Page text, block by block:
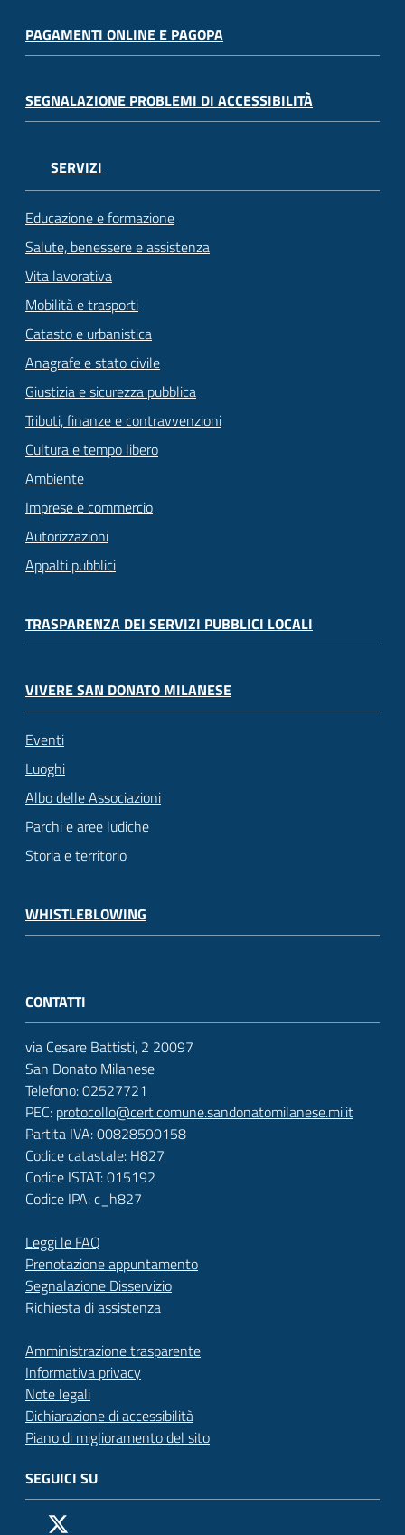
PAGAMENTI ONLINE E PAGOPA
SEGNALAZIONE PROBLEMI DI ACCESSIBILITÀ
SERVIZI
Educazione e formazione
Salute, benessere e assistenza
Vita lavorativa
Mobilità e trasporti
Catasto e urbanistica
Anagrafe e stato civile
Giustizia e sicurezza pubblica
Tributi, finanze e contravvenzioni
Cultura e tempo libero
Ambiente
Imprese e commercio
Autorizzazioni
Appalti pubblici
TRASPARENZA DEI SERVIZI PUBBLICI LOCALI
VIVERE SAN DONATO MILANESE
Eventi
Luoghi
Albo delle Associazioni
Parchi e aree ludiche
Storia e territorio
WHISTLEBLOWING
CONTATTI
via Cesare Battisti, 2 20097
San Donato Milanese
Telefono:02527721
PEC: protocollo@cert.comune.sandonatomilanese.mi.it
Partita IVA: 00828590158
Codice catastale: H827
Codice ISTAT: 015192
Codice IPA: c_h827
Leggi le FAQ
Prenotazione appuntamento
Segnalazione Disservizio
Richiesta di assistenza
Amministrazione trasparente
Informativa privacy
Note legali
Dichiarazione di accessibilità
Piano di miglioramento del sito
SEGUICI SU
Pagina Facebook del Comune di San Donato Milanese